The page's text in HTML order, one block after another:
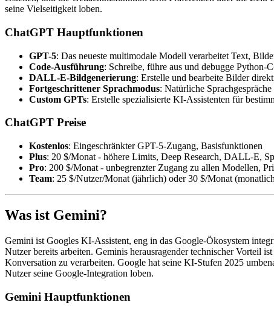
seine Vielseitigkeit loben.
ChatGPT Hauptfunktionen
GPT-5: Das neueste multimodale Modell verarbeitet Text,
Code-Ausführung: Schreibe, führe aus und debugge Python-
DALL-E-Bildgenerierung: Erstelle und bearbeite Bilder
Fortgeschrittener Sprachmodus: Natürliche
Custom GPTs: Erstelle spezialisierte KI-Assistenten für
ChatGPT Preise
Kostenlos: Eingeschränkter GPT-5-Zugang, Basisfunktionen
Plus: 20 $/Monat - höhere Limits, Deep Research, DALL-E,
Pro: 200 $/Monat - unbegrenzter Zugang zu allen Modellen,
Team: 25 $/Nutzer/Monat (jährlich) oder 30 $/Monat
Was ist Gemini?
Gemini ist Googles KI-Assistent, eng in das Google-Ökosystem
Nutzer bereits arbeiten. Geminis herausragender technischer Vorteil
Konversation zu verarbeiten. Google hat seine KI-Stufen 2025
Nutzer seine Google-Integration loben.
Gemini Hauptfunktionen